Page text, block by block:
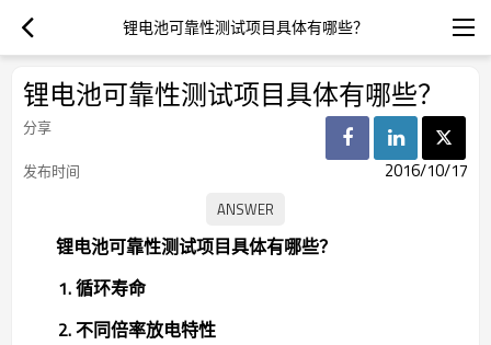
锂电池可靠性测试项目具体有哪些？
锂电池可靠性测试项目具体有哪些？
分享
发布时间
2016/10/17
锂电池可靠性测试项目具体有哪些？
1. 循环寿命
2. 不同倍率放电特性